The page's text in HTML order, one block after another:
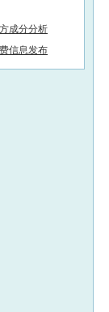
成分分析
信息发布